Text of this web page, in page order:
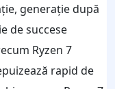
generație după
de succese
Ryzen 7
rapid de